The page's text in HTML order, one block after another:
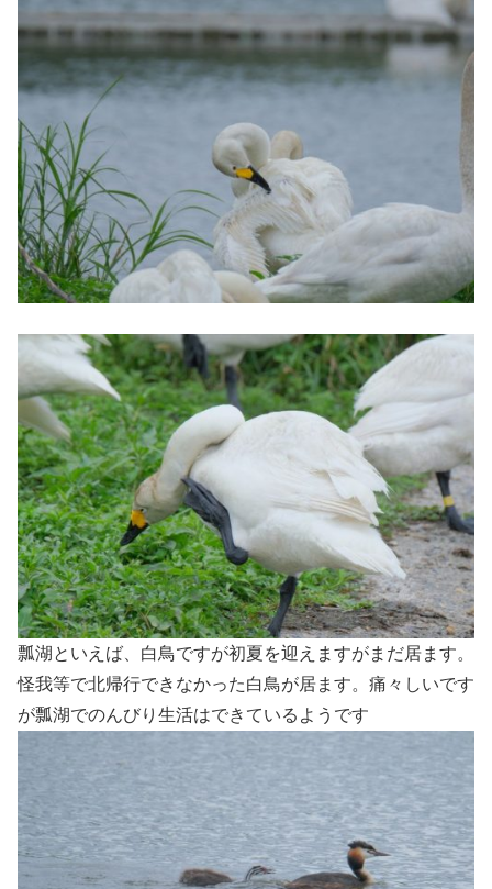
瓢湖といえば、白鳥ですが初夏を迎えますがまだ居ます。
怪我等で北帰行できなかった白鳥が居ます。痛々しいです
が瓢湖でのんびり生活はできているようです